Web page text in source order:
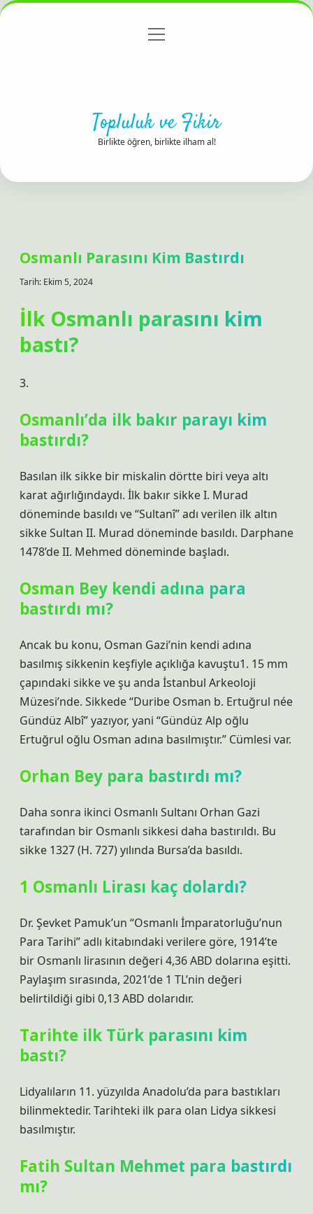
Gizlilik Politikası
menüyü
Topluluk ve Fikir
Birlikte öğren, birlikte ilham al!
Osmanlı Parasını Kim Bastırdı
Tarih: Ekim 5, 2024
İlk Osmanlı parasını kim
bastı?
3.
Osmanlı’da ilk bakır parayı kim
bastırdı?
Basılan ilk sikke bir miskalin dörtte biri veya altı
karat ağırlığındaydı. İlk bakır sikke I. Murad
döneminde basıldı ve “Sultanî” adı verilen ilk altın
sikke Sultan II. Murad döneminde basıldı. Darphane
1478’de II. Mehmed döneminde başladı.
Osman Bey kendi adına para
bastırdı mı?
Ancak bu konu, Osman Gazi’nin kendi adına
basılmış sikkenin keşfiyle açıklığa kavuştu1. 15 mm
çapındaki sikke ve şu anda İstanbul Arkeoloji
Müzesi’nde. Sikkede “Duribe Osman b. Ertuğrul née
Gündüz Albî” yazıyor, yani “Gündüz Alp oğlu
Ertuğrul oğlu Osman adına basılmıştır.” Cümlesi var.
Orhan Bey para bastırdı mı?
Daha sonra ikinci Osmanlı Sultanı Orhan Gazi
tarafından bir Osmanlı sikkesi daha bastırıldı. Bu
sikke 1327 (H. 727) yılında Bursa’da basıldı.
1 Osmanlı Lirası kaç dolardı?
Dr. Şevket Pamuk’un “Osmanlı İmparatorluğu’nun
Para Tarihi” adlı kitabındaki verilere göre, 1914’te
bir Osmanlı lirasının değeri 4,36 ABD dolarına eşitti.
Paylaşım sırasında, 2021’de 1 TL’nin değeri
belirtildiği gibi 0,13 ABD dolarıdır.
Tarihte ilk Türk parasını kim
bastı?
Lidyalıların 11. yüzyılda Anadolu’da para bastıkları
bilinmektedir. Tarihteki ilk para olan Lidya sikkesi
basılmıştır.
Fatih Sultan Mehmet para bastırdı
mı?